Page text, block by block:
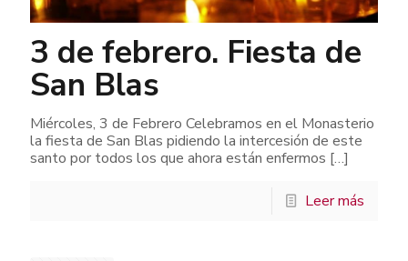
3 de febrero. Fiesta de
San Blas
Miércoles, 3 de Febrero Celebramos en el Monasterio
la fiesta de San Blas pidiendo la intercesión de este
santo por todos los que ahora están enfermos […]
Leer más